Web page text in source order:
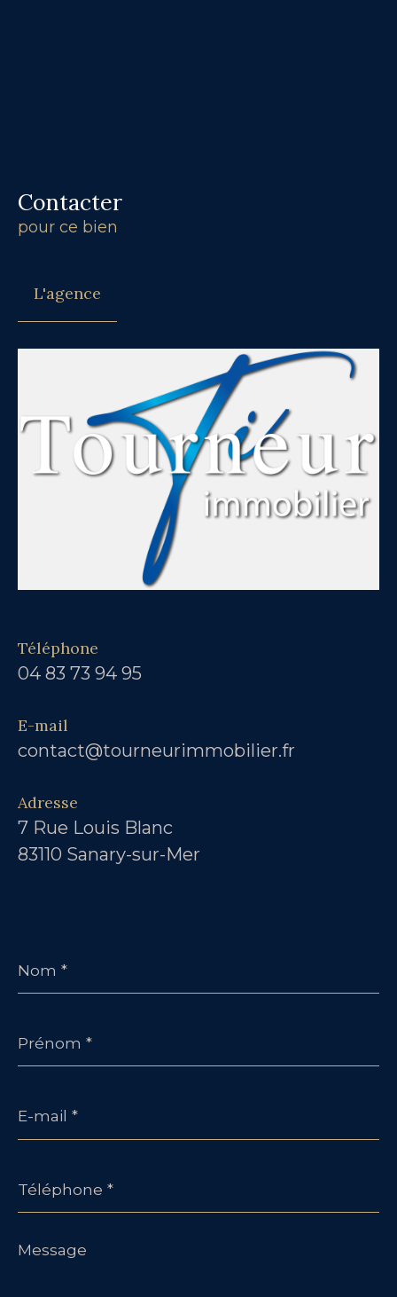
Contacter
pour ce bien
L'agence
Téléphone
04 83 73 94 95
E-mail
contact@tourneurimmobilier.fr
Adresse
7 Rue Louis Blanc
83110 Sanary-sur-Mer
*
*
mail
*
*
Message
*